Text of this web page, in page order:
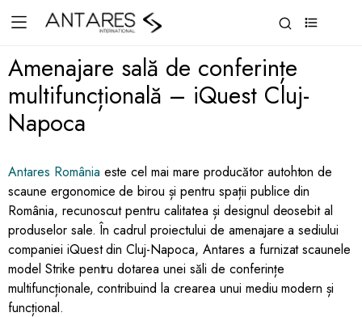
Amenajare sală de conferințe
multifuncțională – iQuest Cluj-
Napoca
Antares România este cel mai mare producător autohton de
scaune ergonomice de birou și pentru spații publice din
România, recunoscut pentru calitatea și designul deosebit al
produselor sale. În cadrul proiectului de amenajare a sediului
companiei iQuest din Cluj-Napoca, Antares a furnizat scaunele
model Strike pentru dotarea unei săli de conferințe
multifuncționale, contribuind la crearea unui mediu modern și
funcțional.